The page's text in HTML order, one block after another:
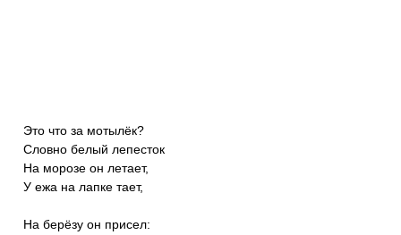
Это что за мотылёк?
Словно белый лепесток
На морозе он летает,
У ежа на лапке тает,
На берёзу он присел: